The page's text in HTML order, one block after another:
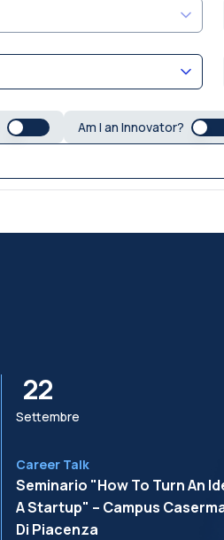
Am I an Innovator?
22
Settembre
Career Talk
Seminario "How To Turn An
A Startup" – Campus
Di Piacenza